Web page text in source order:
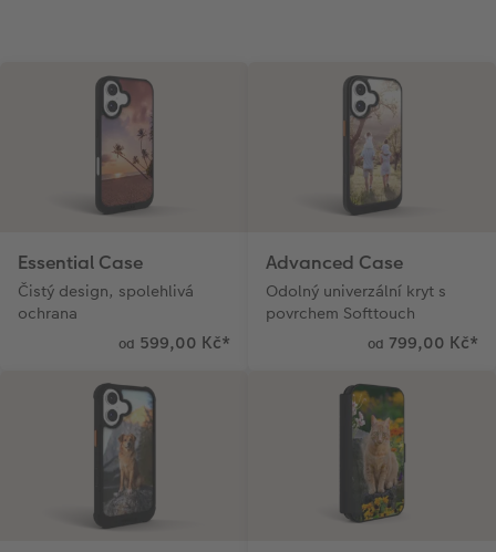
Essential Case
Čistý design, spolehlivá
ochrana
od 599,00 Kč*
Advanced Case
Odolný univerzální kryt s
povrchem Softtouch
od 799,00 Kč*